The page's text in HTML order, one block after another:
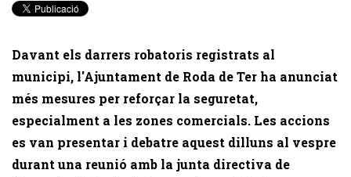
Davant els darrers robatoris registrats al
municipi, l'Ajuntament de Roda de Ter ha anunciat
més mesures per reforçar la seguretat,
especialment a les zones comercials. Les accions
es van presentar i debatre aquest dilluns al vespre
durant una reunió amb la junta directiva de